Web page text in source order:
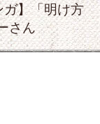
】「明け方
さん